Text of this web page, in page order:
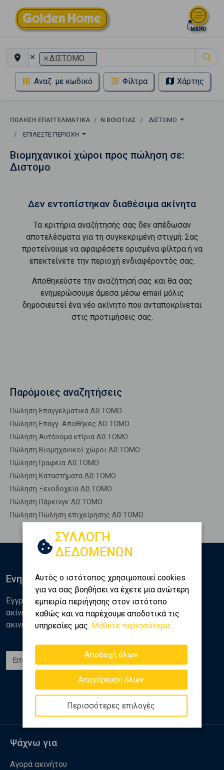
× ×ΔΙΣΤΟΜΟ
Αναζ. με κωδικό Φίλτρα Χάρτης
ΠΏΛΗΣΗ ΕΠΑΓΓΕΛΜΑΤΙΚΆ Ν.ΒΟΙΩΤΙΑΣ
ΔΙΣΤΟΜΟ
ΕΠΙΛΈΞΤΕ ΠΕΡΙΟΧΉ
Βιομηχανικοί χώροι προς πώληση σε:
Διστομο
Δεν εντοπίστηκαν διαθέσιμα ακίνητα
Τα κριτήρια αναζήτησής σας δεν απέδωσαν
αποτελέσματα για τη συγκεκριμένη στιγμή. Σας
προτείνουμε να αφαιρέσετε ορισμένα φίλτρα ή να
επεκτείνετε την περιοχή ενδιαφέροντός σας.
Αποθηκεύστε την αναζήτησή σας και θα σας
ενημερώσουμε άμεσα μέσω email μόλις
δημοσιευτεί ένα νέο ακίνητο που ανταποκρίνεται
στις προτιμήσεις σας.
Παρόμοιες αναζητήσεις
Πώληση Επαγγελματικά ΔΙΣΤΟΜΟ
Πώληση Επαγγ. Αποθήκες ΔΙΣΤΟΜΟ
Πώληση Αυτόνομα κτίρια ΔΙΣΤΟΜΟ
Πώληση Βιομηχανικοί χώροι ΔΙΣΤΟΜΟ
Πώληση Γραφεία ΔΙΣΤΟΜΟ
Πώληση Καταστήματα ΔΙΣΤΟΜΟ
Πώληση Ξενοδοχεία ΔΙΣΤΟΜΟ
Πώληση Πάρκινγκ ΔΙΣΤΟΜΟ
Πώληση Πώληση επιχείρησης ΔΙΣΤΟΜΟ
ΣΥΛΛΟΓΗ
ΔΕΔΟΜΕΝΩΝ
Αυτός ο ιστότοπος χρησιμοποιεί cookies
για να σας βοηθήσει να έχετε μια ανώτερη
εμπειρία περιήγησης στον ιστότοπο
καθώς και να παρέχουμε αποδοτικά τις
υπηρεσίες μας. Μάθετε περισσότερα...
Αποδοχή όλων
Απαγόρευση όλων
Περισσότερες επιλογές
Ενημερωθείτε
Εγγραφείτε στο newsletter της Golden Home για νέα
ακίνητα, αναλύσεις και διάφορα θέματα της αγοράς
ακινήτων
Εγγραφή
Ακολουθήστε μας
Ψάχνω για
Αγορά ακινήτου